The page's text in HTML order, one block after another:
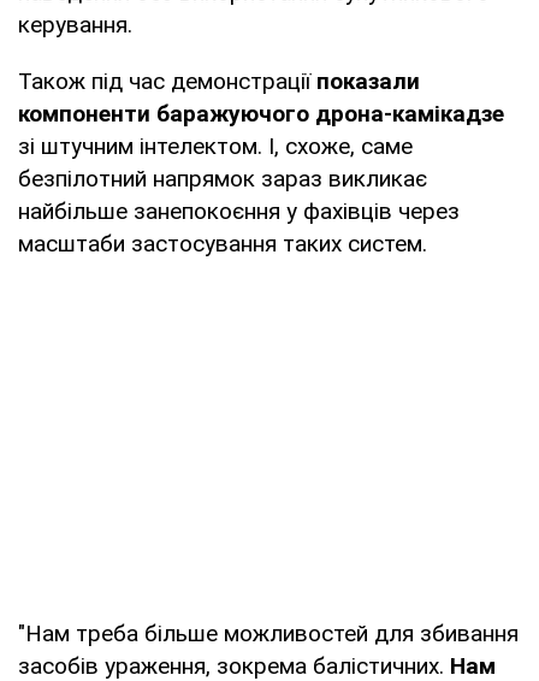
керування.
Також під час демонстрації показали
компоненти баражуючого дрона-камікадзе
зі штучним інтелектом. І, схоже, саме
безпілотний напрямок зараз викликає
найбільше занепокоєння у фахівців через
масштаби застосування таких систем.
"Нам треба більше можливостей для збивання
засобів ураження, зокрема балістичних. Нам